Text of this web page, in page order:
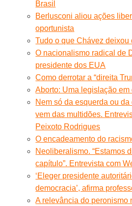
Brasil
Berlusconi aliou ações
oportunista
Tudo o que Chávez deixou
O nacionalismo radical de
presidente dos EUA
Como derrotar a “direita
Aborto: Uma legislação em
Nem só da esquerda ou
vem das multidões.
Peixoto Rodrigues
O encadeamento do
Neoliberalismo. “Estamos
capítulo”. Entrevista com
‘Eleger presidente
democracia’, afirma
A relevância do peronismo